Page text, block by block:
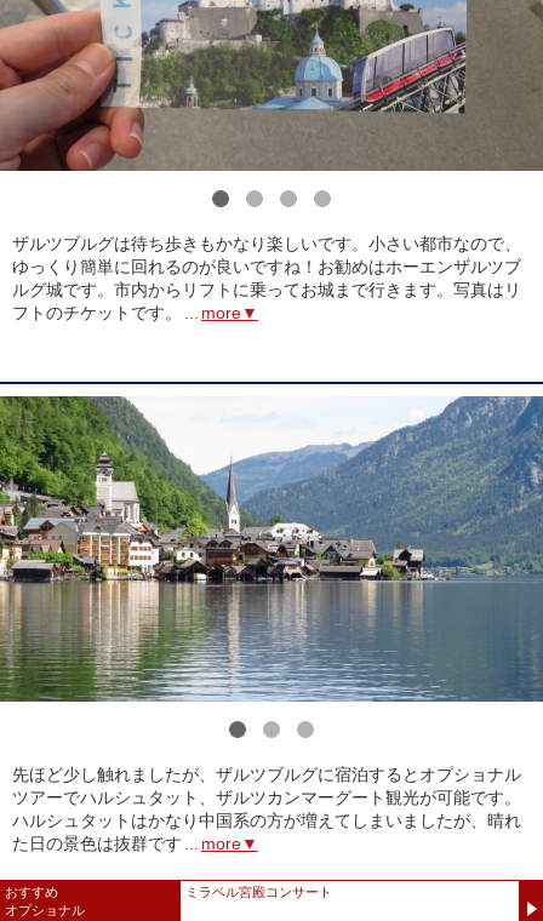
ザルツブルグは待ち歩きもかなり楽しいです。小さい都市なので、
ゆっくり簡単に回れるのが良いですね！お勧めはホーエンザルツブ
ルグ城です。市内からリフトに乗ってお城まで行きます。写真はリ
フトのチケットです。
... more▼
先ほど少し触れましたが、ザルツブルグに宿泊するとオプショナル
ツアーでハルシュタット、ザルツカンマーグート観光が可能です。
ハルシュタットはかなり中国系の方が増えてしまいましたが、晴れ
た日の景色は抜群です
more▼
おすすめ
オプショナル
ミラベル宮殿コンサート